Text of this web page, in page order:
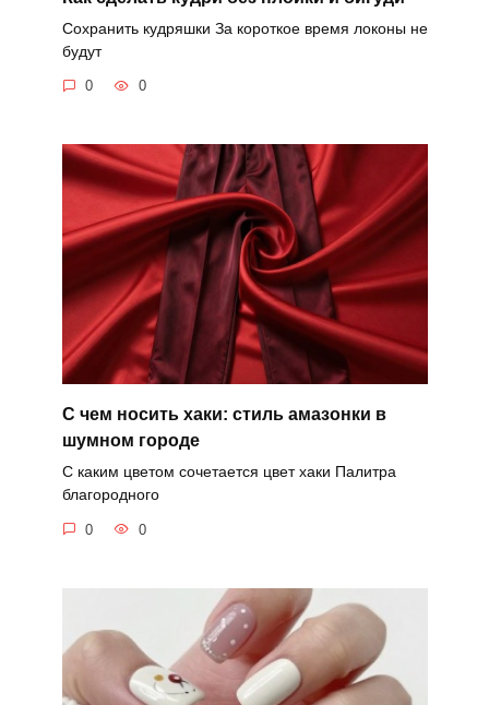
Сохранить кудряшки За короткое время локоны не
будут
0 0
С чем носить хаки: стиль амазонки в
шумном городе
С каким цветом сочетается цвет хаки Палитра
благородного
0 0